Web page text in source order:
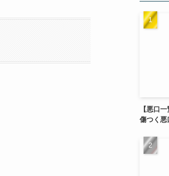
【悪口
傷つく悪